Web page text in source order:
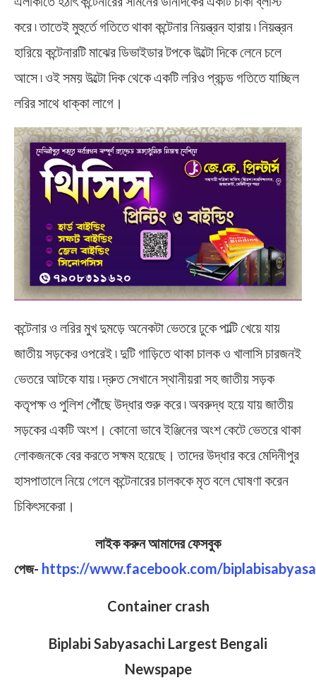
করে ৷ তাতেই মুহুর্তে গতিতে থাকা কন্টেনার নিয়ন্ত্রন হারায় ৷ নিয়ন্ত্রন
হারিয়ে কন্টেনারটি মাঝের ডিভাইডার টপকে উল্টো দিকে লেনে চলে
আসে ৷ ওই সময় উল্টো দিক থেকে একটি লরিও প্রচন্ড গতিতে যাচ্ছিল‌
লরির সাথে ধাক্কা লাগে।
কন্টেনার ও লরির মুখ দুমড়ে অনেকটা ভেতরে ঢুকে পাল্টি খেয়ে যায়
জাতীয় সড়কের ওপরেই ৷ দুটি গাড়িতে থাকা চালক ও খালাসি চারজনই
ভেতরে আটকে যায় ৷ দ্রুত সেখানে স্থানীয়রা সহ জাতীয় সড়ক
কতৃপক্ষ ও পুলিশ পৌঁছে উদ্ধার শুরু করে ৷ অবরুদ্ধ হয়ে যায় জাতীয়
সড়কের একটি অংশ। কোনো ভাবে ইঞ্জিনের অংশ কেটে ভেতরে থাকা
লোকজনকে বের করতে সক্ষম হয়েছে। তাদের উদ্ধার করে মেদিনীপুর
হাসপাতালে নিয়ে গেলে কন্টেনারের চালককে মৃত বলে ঘোষণা করেন
চিকিৎসকেরা।
লাইক করুন আমাদের ফেসবুক
পেজ- https://www.facebook.com/
Container crash
Biplabi Sabyasachi Largest Bengali
Newspape